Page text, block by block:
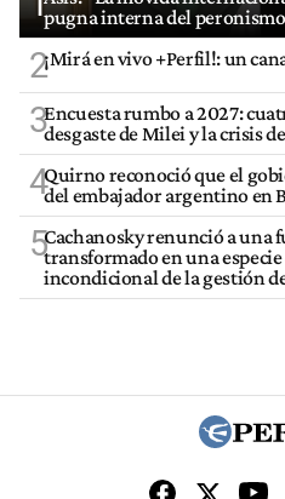
pugna interna del
2¡Mirá en vivo +Perfil!: un
3Encuesta rumbo a 2027:
desgaste de Milei y la crisis
4Quirno reconoció que el
del embajador argentino en
5Cachanosky renunció a una
transformado en una
incondicional de la gestión